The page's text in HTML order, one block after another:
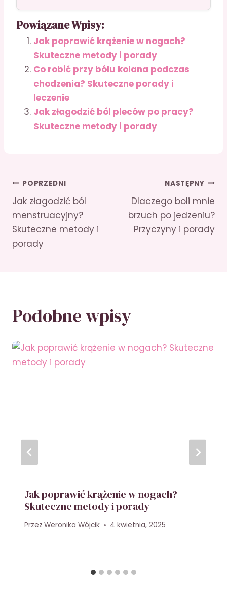
Powiązane Wpisy:
Jak poprawić krążenie w nogach?
Skuteczne metody i porady
Co robić przy bólu kolana podczas
chodzenia? Skuteczne porady i
leczenie
Jak złagodzić ból pleców po pracy?
Skuteczne metody i porady
Nawigacja
wpisu
POPRZEDNI
Jak złagodzić ból
menstruacyjny?
Skuteczne metody i
porady
NASTĘPNY
Dlaczego boli mnie
brzuch po jedzeniu?
Przyczyny i porady
Podobne wpisy
Jak poprawić krążenie w nogach?
Skuteczne metody i porady
Przez Weronika Wójcik 4 kwietnia, 2025